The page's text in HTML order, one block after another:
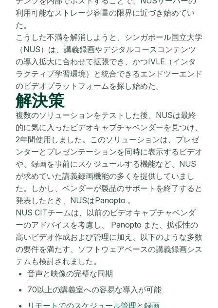
利用可能なストレージ容量の限界に近づき始めてい
た。
こうした不満を解消しようと、シンガポール国立大学
（NUS）は、講義録画やデジタルコースコンテンツ
の導入拡大に合わせて拡張でき、かつIVLE（インタ
ラクティブ学習環境）と統合できるエンドツーエンド
のビデオプラットフォームを探し始めた。
解決策
複数のソリューションをテストした後、NUSは最終
的に気に入ったビデオキャプチャベンダーを見つけ、
2年間使用しました。このソリューションは、プレゼ
ンターとプレゼンテーションを同時に表示するビデオ
や、録画を事前にスケジュールする機能など、NUS
が求めていた講義録画機能の多くを提供していまし
た。しかし、ベンダーが製品のサポートを終了すると
発表したとき、NUSはPanopto 。
NUS CITチームは、以前のビデオキャプチャベンダ
ーのアドバイスを考慮し、 Panopto また、拡張性の
高いビデオ作成および管理に加え、以下のような多数
の要件を満たす、ソフトウェアベースの講義録画シス
テムも検討されました。
音声と映像の完璧な同期
70以上の講義室への容易な導入が可能
リモートでのスケジュール管理と録画